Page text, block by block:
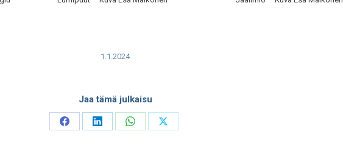
1.1.2024
Jaa tämä julkaisu
Share
Share
Share
Share